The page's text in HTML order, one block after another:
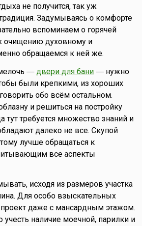
не получится, так уж
Задумываясь о комфорте
вспоминаем о горячей
очищению духовному и
обращаемся к ней же.
― двери для бани― нужно
были крепкими, из хороших
обо всём остальном.
и решиться на постройку
тут требуется множество знаний и
далеко не все. Скупой
лучше обращаться к
все аспекты
исходя из размеров участка
Для особо взыскательных
даже с мансардным этажом.
учесть наличие моечной, парилки и